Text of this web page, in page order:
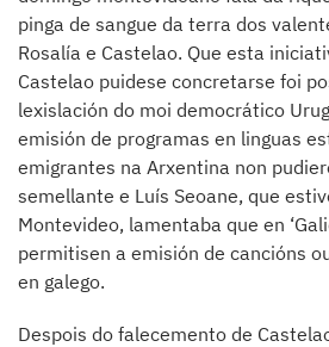
pinga de sangue da terra dos
Rosalía e Castelao. Que esta
Castelao puidese concretarse foi
lexislación do moi democrático
emisión de programas en linguas
emigrantes na Arxentina non
semellante e Luís Seoane, que
Montevideo, lamentaba que en
permitisen a emisión de cancións
en galego.
Despois do falecemento de